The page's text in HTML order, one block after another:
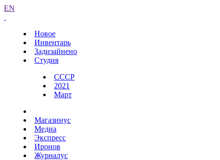
EN
Новое
Инвентарь
Задизайнено
Студия
СССР
2021
Март
Магазинус
Медиа
Экспресс
Иронов
Журналус